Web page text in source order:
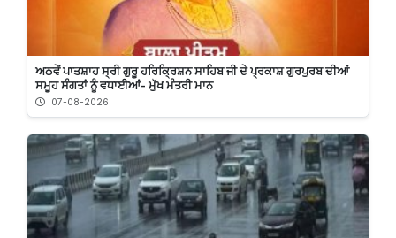
ਅਠਵੇਂ ਪਾਤਸ਼ਾਹ ਸ੍ਰੀ ਗੁਰੂ ਹਰਿਕ੍ਰਿਸ਼ਨ ਸਾਹਿਬ ਜੀ ਦੇ ਪ੍ਰਕਾਸ਼ ਗੁਰਪੁਰਬ ਦੀਆਂ
ਸਮੂਹ ਸੰਗਤਾਂ ਨੂੰ ਵਧਾਈਆਂ- ਮੁੱਖ ਮੰਤਰੀ ਮਾਨ
07-08-2026